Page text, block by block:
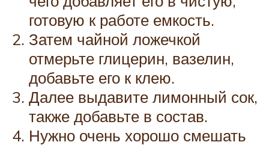
готовую к работе емкость.
Затем чайной ложечкой
отмерьте глицерин, вазелин,
добавьте его к клею.
Далее выдавите лимонный сок,
также добавьте в состав.
Нужно очень хорошо смешать